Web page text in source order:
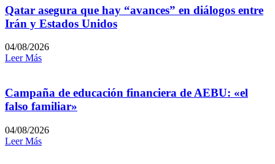
Qatar asegura que hay “avances” en diálogos entre
Irán y Estados Unidos
04/08/2026
Leer Más
Campaña de educación financiera de AEBU: «el
falso familiar»
04/08/2026
Leer Más